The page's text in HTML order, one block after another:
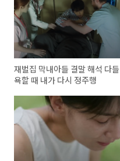
재벌집 막내아들 결말 해석 다들
욕할 때 내가 다시 정주행